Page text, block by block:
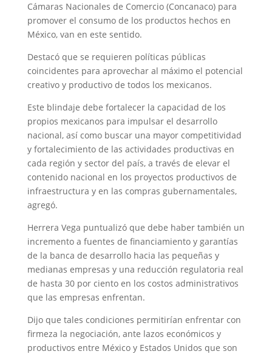
Cámaras Nacionales de Comercio (Concanaco) para
promover el consumo de los productos hechos en
México, van en este sentido.
Destacó que se requieren políticas públicas
coincidentes para aprovechar al máximo el potencial
creativo y productivo de todos los mexicanos.
Este blindaje debe fortalecer la capacidad de los
propios mexicanos para impulsar el desarrollo
nacional, así como buscar una mayor competitividad
y fortalecimiento de las actividades productivas en
cada región y sector del país, a través de elevar el
contenido nacional en los proyectos productivos de
infraestructura y en las compras gubernamentales,
agregó.
Herrera Vega puntualizó que debe haber también un
incremento a fuentes de financiamiento y garantías
de la banca de desarrollo hacia las pequeñas y
medianas empresas y una reducción regulatoria real
de hasta 30 por ciento en los costos administrativos
que las empresas enfrentan.
Dijo que tales condiciones permitirían enfrentar con
firmeza la negociación, ante lazos económicos y
productivos entre México y Estados Unidos que son